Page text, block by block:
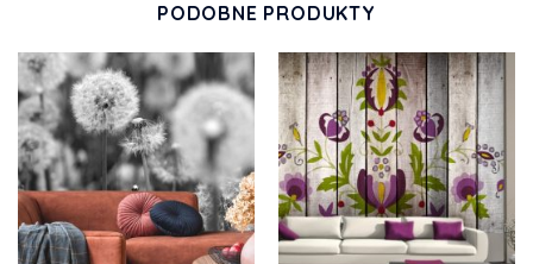
PODOBNE PRODUKTY